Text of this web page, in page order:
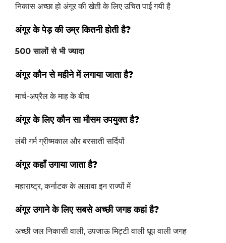
निकास अच्छा हो अंगूर की खेती के लिए उचित पाई गयी है
अंगूर के पेड़ की उम्र कितनी होती है?
500 सालों से भी ज्यादा
अंगूर कौन से महीने में लगाया जाता है?
मार्च-अप्रैल के माह के बीच
अंगूर के लिए कौन सा मौसम उपयुक्त है?
लंबी गर्म ग्रीष्मकाल और बरसाती सर्दियों
अंगूर कहाँ उगाया जाता है?
महाराष्ट्र, कर्नाटक के अलावा इन राज्यों में
अंगूर उगाने के लिए सबसे अच्छी जगह कहां है?
अच्छी जल निकासी वाली, उपजाऊ मिट्टी वाली धूप वाली जगह